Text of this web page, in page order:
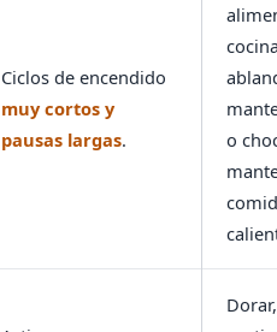
Ciclos de encendido
muy cortos y
pausas largas.
o
Dorar,